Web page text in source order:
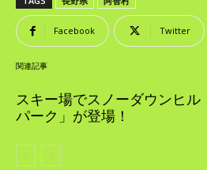
Facebook Twitter
関連記事
スキー場でスノーダウンヒル
パーク」が登場！